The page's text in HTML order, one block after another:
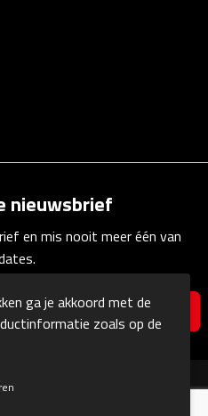
nieuwsbrief
en mis nooit meer één van
2026
ga je akkoord met de
zoals op de